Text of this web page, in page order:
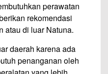
perawatan
rekomendasi
atau di luar Natuna.
daerah karena ada
penanganan oleh